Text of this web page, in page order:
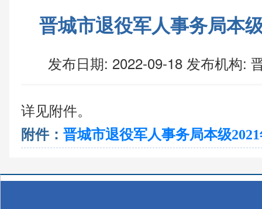
晋城市退役军人事务局本
发布日期: 2022-09-18 发布机构:
详见附件。
附件： 晋城市退役军人事务局本级